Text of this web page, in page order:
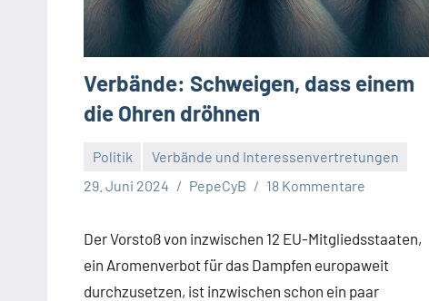
Verbände: Schweigen, dass einem
die Ohren dröhnen
Politik
Verbände und Interessenvertretungen
29. Juni 2024
PepeCyB 18 Kommentare
Der Vorstoß von inzwischen 12 EU-Mitgliedsstaaten,
ein Aromenverbot für das Dampfen europaweit
durchzusetzen, ist inzwischen schon ein paar